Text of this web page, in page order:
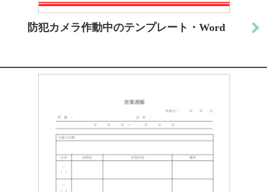
防犯カメラ作動中のテンプレート・Word